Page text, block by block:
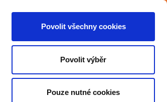
Povolit všechny cookies
Povolit výběr
Pouze nutné cookies
zaměstnávání OZP
Kontakt